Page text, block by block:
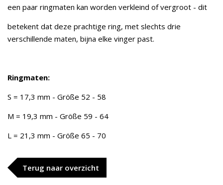
een paar ringmaten kan worden verkleind of vergroot - dit
betekent dat deze prachtige ring, met slechts drie
verschillende maten, bijna elke vinger past.
Ringmaten:
S = 17,3 mm - Größe 52 - 58
M = 19,3 mm - Größe 59 - 64
L = 21,3 mm - Größe 65 - 70
Terug naar overzicht